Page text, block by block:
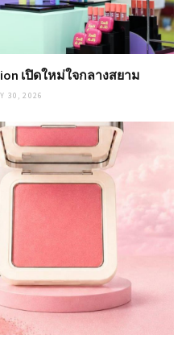
เปิดใหม่ใจกลางสยาม
30, 2026